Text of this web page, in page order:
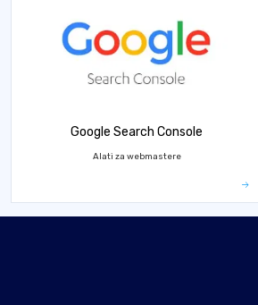
Google Search Console
Alati za webmastere